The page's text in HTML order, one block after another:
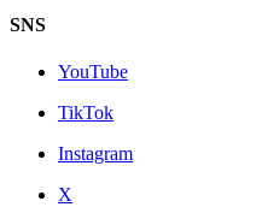
SNS
YouTube
TikTok
Instagram
X